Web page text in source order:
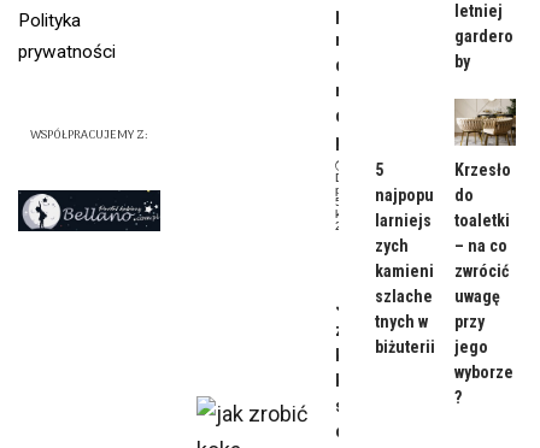
Polityka
prywatności
WSPÓŁPRACUJEMY Z:
powinie
n być
dzienny
makijaż
do
pracy?
Data
publikacji:
5
kwietnia,
2024
Uroda
Jak
zrobić
koka —
sprawdz
onych
letniej
gardero
by
5
najpopu
larniejs
zych
kamieni
szlache
tnych w
biżuterii
Krzesło
do
toaletki
– na co
zwrócić
uwagę
przy
jego
wyborze
?